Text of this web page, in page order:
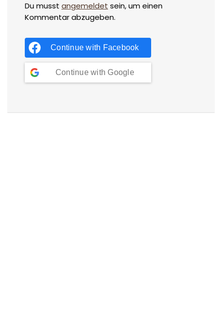
Du musst angemeldet sein, um einen
Kommentar abzugeben.
Continue with Facebook
Continue with Google